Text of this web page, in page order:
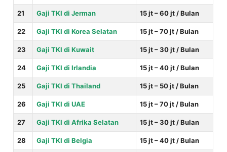
21 Gaji TKI di Jerman 15 jt – 60 jt / Bulan
22 Gaji TKI di Korea Selatan 15 jt – 70 jt / Bulan
23 Gaji TKI di Kuwait 15 jt – 30 jt / Bulan
24 Gaji TKI di Irlandia 15 jt – 40 jt / Bulan
25 Gaji TKI di Thailand 15 jt – 50 jt / Bulan
26 Gaji TKI di UAE 15 jt – 70 jt / Bulan
27 Gaji TKI di Afrika Selatan 15 jt – 30 jt / Bulan
28 Gaji TKI di Belgia 15 jt – 40 jt / Bulan